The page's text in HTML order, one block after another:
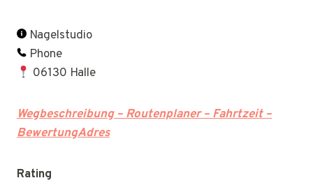
Nagelstudio
Phone
06130 Halle
Wegbeschreibung – Routenplaner – Fahrtzeit –
BewertungAdres
Rating